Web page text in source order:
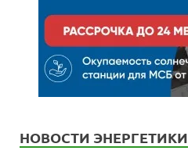
НОВОСТИ ЭНЕРГЕТИКИ